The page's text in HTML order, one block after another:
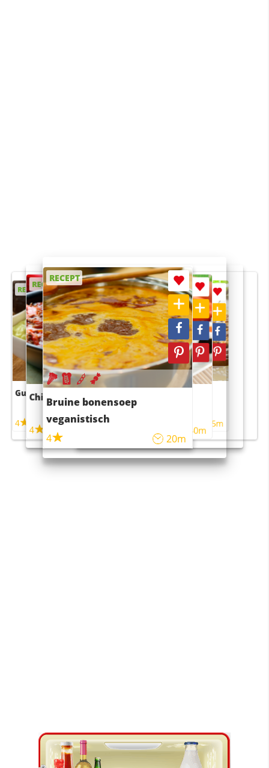
RECEPT
Guacamole
4
RECEPT
Chili con carne
4 45m
RECEPT
Bruine bonensoep
veganistisch
4
20m
RECEPT
Sushi rijstsalade
maaltijdsalade
40m
RECEPT
4 55m